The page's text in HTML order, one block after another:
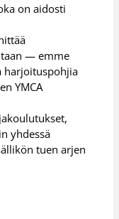
on aidosti
— emme
harjoituspohjia
YMCA
yhdessä
tuen arjen